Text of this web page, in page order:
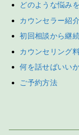
どのような悩み
カウンセラー紹介
初回相談から継
カウンセリング
何を話せばいい
ご予約方法